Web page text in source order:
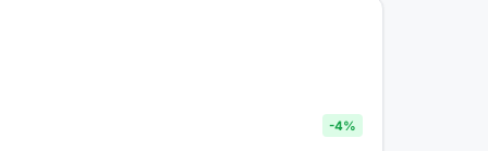
-4%